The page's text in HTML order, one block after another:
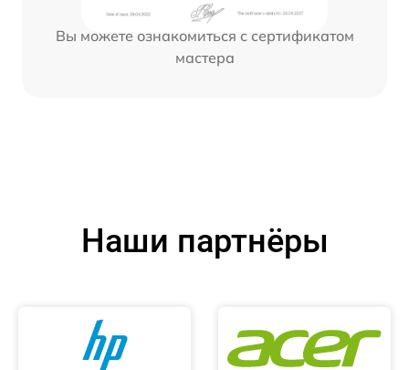
Вы можете ознакомиться с сертификатом
мастера
Наши партнёры